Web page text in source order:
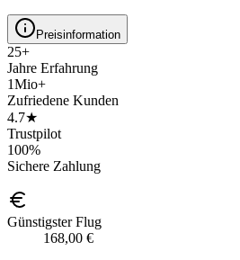
Preisinformation
25+
Jahre Erfahrung
1Mio+
Zufriedene Kunden
4.7★
Trustpilot
100%
Sichere Zahlung
Günstigster Flug
168,00 €